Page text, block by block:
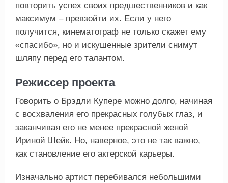
повторить успех своих предшественников и как
максимум – превзойти их. Если у него
получится, кинематограф не только скажет ему
«спасибо», но и искушенные зрители снимут
шляпу перед его талантом.
Режиссер проекта
Говорить о Брэдли Купере можно долго, начиная
с восхваления его прекрасных голубых глаз, и
заканчивая его не менее прекрасной женой
Ириной Шейк. Но, наверное, это не так важно,
как становление его актерской карьеры.
Изначально артист перебивался небольшими